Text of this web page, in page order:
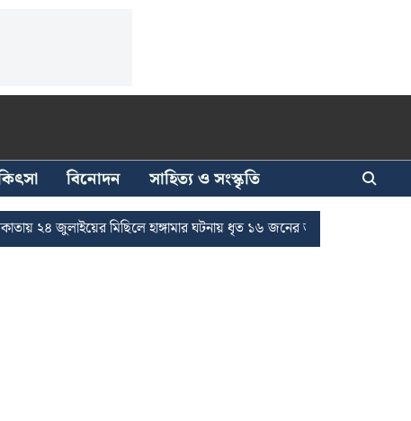
বিনোদন সাহিত্য ও সংস্কৃতি
মিছিলে হাঙ্গামার ঘটনায় ধৃত ১৬ জনের জামিন